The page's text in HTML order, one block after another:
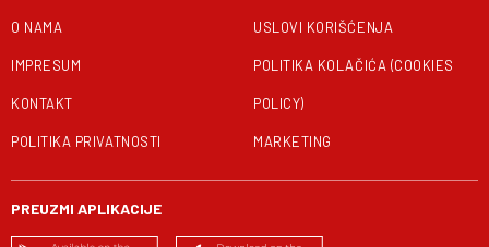
O NAMA
IMPRESUM
KONTAKT
POLITIKA PRIVATNOSTI
USLOVI KORIŠĆENJA
POLITIKA KOLAČIĆA (COOKIES
POLICY)
MARKETING
PREUZMI APLIKACIJE